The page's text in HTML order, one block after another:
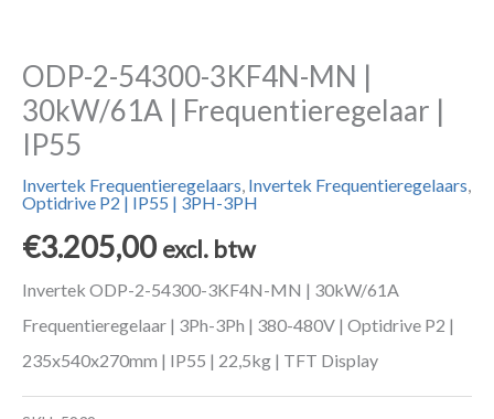
ODP-2-54300-3KF4N-MN |
30kW/61A | Frequentieregelaar |
IP55
Invertek Frequentieregelaars, Invertek Frequentieregelaars,
Optidrive P2 | IP55 | 3PH-3PH
€3.205,00 excl. btw
Invertek ODP-2-54300-3KF4N-MN | 30kW/61A
Frequentieregelaar | 3Ph-3Ph | 380-480V | Optidrive P2 |
235x540x270mm | IP55 | 22,5kg | TFT Display